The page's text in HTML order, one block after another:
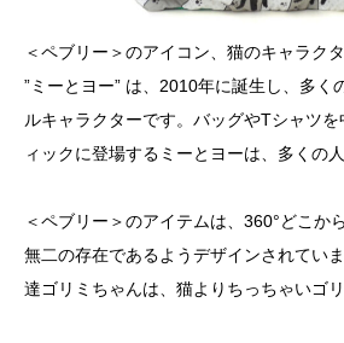
＜ペブリー＞のアイコン、猫のキャラク
”ミーとヨー” は、2010年に誕生し、多く
ルキャラクターです。バッグやTシャツ
ィックに登場するミーとヨーは、多くの
＜ペブリー＞のアイテムは、360°どこか
無二の存在であるようデザインされてい
達ゴリミちゃんは、猫よりちっちゃいゴ